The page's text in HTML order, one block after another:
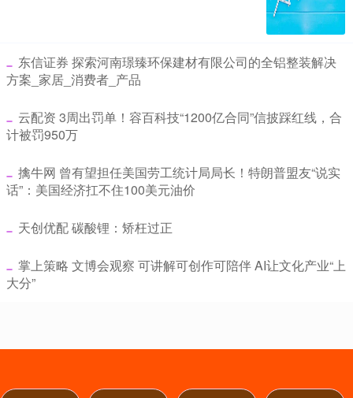
​东信证券 探索河南璟臻环保建材有限公司的全铝整装解决
方案_家居_消费者_产品
​云配资 3周出罚单！容百科技“1200亿合同”信披踩红线，合
计被罚950万
​擒牛网 曾有望担任美国劳工统计局局长！特朗普盟友“说实
话”：美国经济扛不住100美元油价
​天创优配 碳酸锂：矫枉过正
​掌上策略 文博会观察 可讲解可创作可陪伴 AI让文化产业“上
大分”